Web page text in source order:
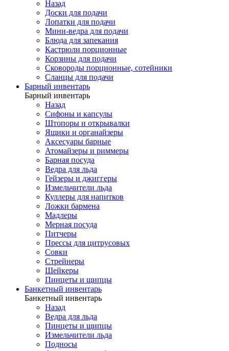
Назад
Доски для подачи
Лопатки для подачи
Мини-ведра для подачи
Блюда для запекания
Кастрюли порционные
Корзины для подачи
Сковороды порционные, сотейники
Сланцы для подачи
Барный инвентарь
Барный инвентарь
Назад
Сифоны и капсулы
Штопоры и открывалки
Ящики и органайзеры
Аксесуары барные
Атомайзеры и риммеры
Барная посуда
Ведра для льда
Гейзеры и джиггеры
Измельчители льда
Куллеры для напитков
Ложки бармена
Мадлеры
Мерная посуда
Питчеры
Прессы для цитрусовых
Совки
Стрейнеры
Шейкеры
Пинцеты и щипцы
Банкетный инвентарь
Банкетный инвентарь
Назад
Ведра для льда
Пинцеты и щипцы
Измельчители льда
Подносы